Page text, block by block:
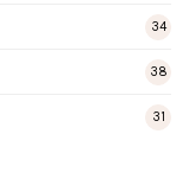
34
38
31